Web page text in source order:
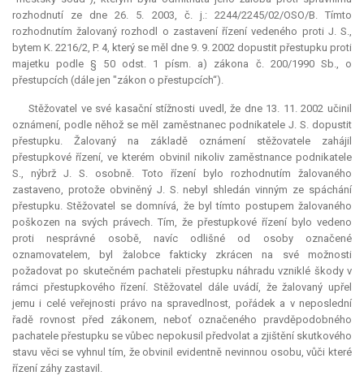
rozhodnutí ze dne 26. 5. 2003, č. j.: 2244/2245/02/OSO/B. Tímto
rozhodnutím žalovaný rozhodl o zastavení řízení vedeného proti J. S.,
bytem K. 2216/2, P. 4, který se měl dne 9. 9. 2002 dopustit přestupku proti
majetku podle § 50 odst. 1 písm. a) zákona č. 200/1990 Sb., o
přestupcích (dále jen "zákon o přestupcích“).
Stěžovatel ve své kasační stížnosti uvedl, že dne 13. 11. 2002 učinil
oznámení, podle něhož se měl zaměstnanec podnikatele J. S. dopustit
přestupku. Žalovaný na základě oznámení stěžovatele zahájil
přestupkové řízení, ve kterém obvinil nikoliv zaměstnance podnikatele
S., nýbrž J. S. osobně. Toto řízení bylo rozhodnutím žalovaného
zastaveno, protože obviněný J. S. nebyl shledán vinným ze spáchání
přestupku. Stěžovatel se domnívá, že byl tímto postupem žalovaného
poškozen na svých právech. Tím, že přestupkové řízení bylo vedeno
proti nesprávné osobě, navíc odlišné od osoby označené
oznamovatelem, byl žalobce fakticky zkrácen na své možnosti
požadovat po skutečném pachateli přestupku náhradu vzniklé škody v
rámci přestupkového řízení. Stěžovatel dále uvádí, že žalovaný upřel
jemu i celé veřejnosti právo na spravedlnost, pořádek a v neposlední
řadě rovnost před zákonem, neboť označeného pravděpodobného
pachatele přestupku se vůbec nepokusil předvolat a zjištění skutkového
stavu věci se vyhnul tím, že obvinil evidentně nevinnou osobu, vůči které
řízení záhy zastavil.